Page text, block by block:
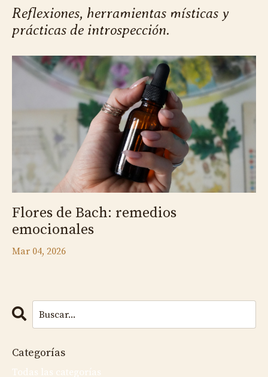
Reflexiones, herramientas místicas y
prácticas de introspección.
Flores de Bach: remedios
emocionales
Mar 04, 2026
Categorías
Todas las categorías